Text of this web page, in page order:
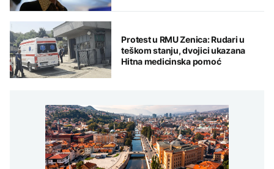
Protest u RMU Zenica: Rudari u
teškom stanju, dvojici ukazana
Hitna medicinska pomoć